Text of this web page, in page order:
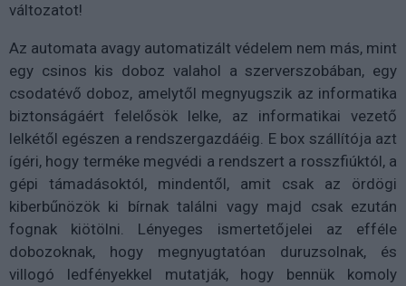
változatot!
Az automata avagy automatizált védelem nem más, mint
egy csinos kis doboz valahol a szerverszobában, egy
csodatévő doboz, amelytől megnyugszik az informatika
biztonságáért felelősök lelke, az informatikai vezető
lelkétől egészen a rendszergazdáéig. E box szállítója azt
ígéri, hogy terméke megvédi a rendszert a rosszfiúktól, a
gépi támadásoktól, mindentől, amit csak az ördögi
kiberbűnözök ki bírnak találni vagy majd csak ezután
fognak kiötölni. Lényeges ismertetőjelei az efféle
dobozoknak, hogy megnyugtatóan duruzsolnak, és
villogó ledfényekkel mutatják, hogy bennük komoly